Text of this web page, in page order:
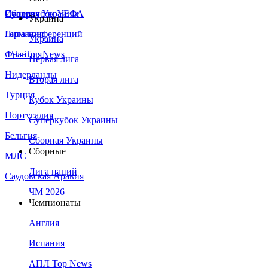
Сборная Украины
Италия
Германия
Франция
Нидерланды
Турция
Португалия
Бельгия
МЛС
Саудовская Аравия
Суперкубок УЕФА
Лига конференций
ЛЧ - Top News
Украина
Украина
Первая лига
Вторая лига
Кубок Украины
Суперкубок Украины
Сборная Украины
Сборные
Лига наций
ЧМ 2026
Чемпионаты
Англия
Испания
АПЛ Top News